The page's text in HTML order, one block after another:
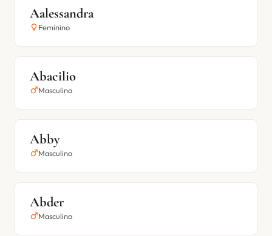
Aalessandra
Feminino
Abacilio
Masculino
Abby
Masculino
Abder
Masculino